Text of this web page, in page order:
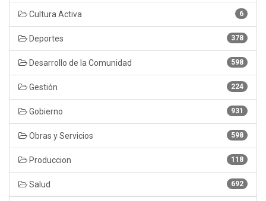
6
Cultura Activa
378
Deportes
598
Desarrollo de la Comunidad
224
Gestión
931
Gobierno
598
Obras y Servicios
118
Produccion
692
Salud